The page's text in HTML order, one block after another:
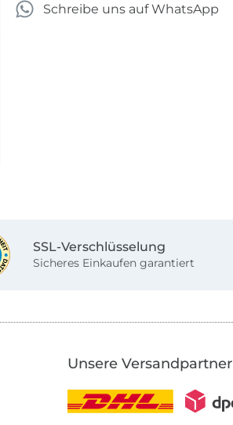
Schreibe uns auf WhatsApp
SSL-Verschlüsselung
Sicheres Einkaufen garantiert
Unsere Versandpartner